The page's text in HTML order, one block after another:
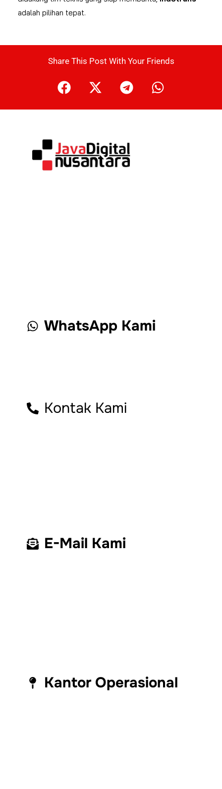
adalah pilihan tepat.
Share This Post With Your Friends
WhatsApp Kami
Kontak Kami
E-Mail Kami
Kantor Operasional